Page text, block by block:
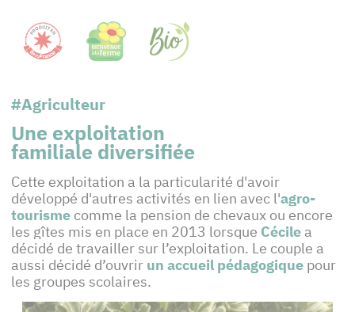
#Agriculteur
Une exploitation
familiale diversifiée
Cette exploitation a la particularité d'avoir
développé d'autres activités en lien avec l'agro-
tourisme comme la pension de chevaux ou encore
les gîtes mis en place en 2013 lorsque Cécile a
décidé de travailler sur l’exploitation. Le couple a
aussi décidé d’ouvrir un accueil pédagogique pour
les groupes scolaires.